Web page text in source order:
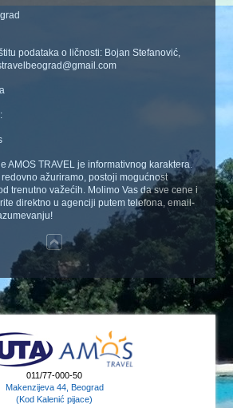
podataka o ličnosti: Bojan Stefanović,
AMOS TRAVEL je informativnog karaktera.
ažuriramo, postoji mogućnost
trenutno važećih. Molimo Vas da sve cene i
direktno u agenciji putem telefona, email-
011/77-000-50
Makenzijeva 44, Beograd
(Kod Kalenić pijace)